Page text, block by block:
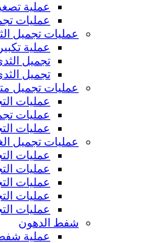
عملية
عمليات
عمليات تجميل
عملية
تجميل
تجميل
عمليات تجميل
عمليات
عمليات
عمليات
عمليات تجميل
عمليات
عمليات
عمليات
عمليات
عمليات
شفط الدهون
عملية